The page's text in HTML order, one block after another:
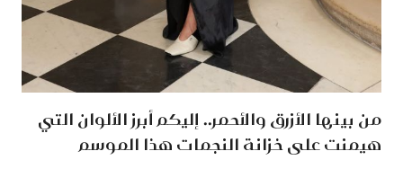
من بينها الأزرق والأحمر.. إليكم أبرز الألوان التي
هيمنت على خزانة النجمات هذا الموسم